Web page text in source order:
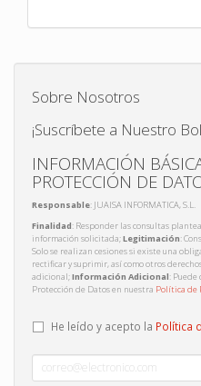
Sobre Nosotros
¡Suscríbete a Nuestro
INFORMACIÓN
PROTECCIÓN DE
Responsable: JUAISA INFORMATICA, S.L.
Finalidad: Responder las consultas
información solicitada;Legitimación:
Solo se realizan cesiones si existe una
rectificar y suprimir, así como otros
adicional;Información Adicional:
Protección de Datos en nuestra Política de
He leído y acepto la Política